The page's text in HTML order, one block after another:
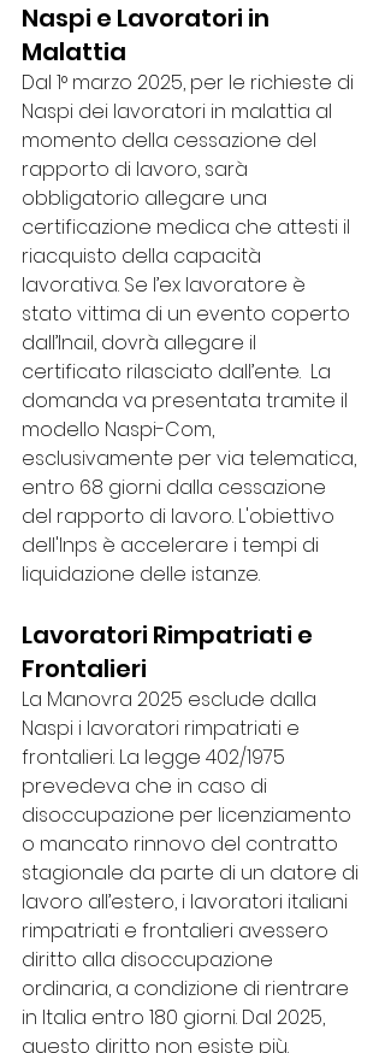
Naspi e Lavoratori in
Malattia
Dal 1° marzo 2025, per le richieste di
Naspi dei lavoratori in malattia al
momento della cessazione del
rapporto di lavoro, sarà
obbligatorio allegare una
certificazione medica che attesti il
riacquisto della capacità
lavorativa. Se l’ex lavoratore è
stato vittima di un evento coperto
dall’Inail, dovrà allegare il
certificato rilasciato dall’ente.  La
domanda va presentata tramite il
modello Naspi-Com,
esclusivamente per via telematica,
entro 68 giorni dalla cessazione
del rapporto di lavoro. L'obiettivo
dell'Inps è accelerare i tempi di
liquidazione delle istanze.
Lavoratori Rimpatriati e
Frontalieri
La Manovra 2025 esclude dalla
Naspi i lavoratori rimpatriati e
frontalieri. La legge 402/1975
prevedeva che in caso di
disoccupazione per licenziamento
o mancato rinnovo del contratto
stagionale da parte di un datore di
lavoro all’estero, i lavoratori italiani
rimpatriati e frontalieri avessero
diritto alla disoccupazione
ordinaria, a condizione di rientrare
in Italia entro 180 giorni. Dal 2025,
questo diritto non esiste più.